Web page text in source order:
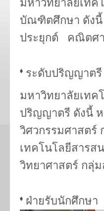
มหาวิทยาลัยเทค
บัณฑิตศึกษา ดัง
ประยุกต์ คณิตศ
ระดับปริญญาตรี
มหาวิทยาลัยเทค
ปริญญาตรี ดังนี้ ห
วิศวกรรมศาสตร์
เทคโนโลยีสารส
วิทยาศาสตร์ กลุ่
ฝ่ายรับนักศึกษา